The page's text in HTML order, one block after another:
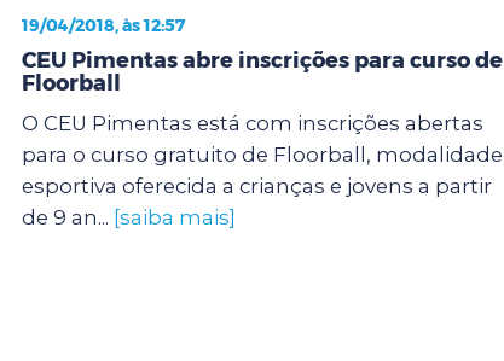
19/04/2018, às 12:57
CEU Pimentas abre inscrições para curso de
Floorball
O CEU Pimentas está com inscrições abertas
para o curso gratuito de Floorball, modalidade
esportiva oferecida a crianças e jovens a partir
de 9 an... [saiba mais]